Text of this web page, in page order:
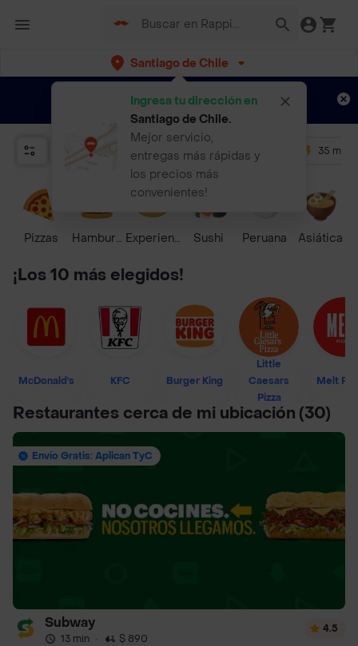
Santiago de Chile
Ingresa tu dirección en
Santiago de Chile.
Mejor servicio,
entregas más rápidas y
los precios más
convenientes!
envíos gratis por semanas Aplican TyC
Relevancia Promos + 4.5 35 mins
Pizzas HamburguesaExperiencias Culinarias
Sushi Peruana Asiática
¡Los 10 más elegidos!
McDonald's KFC Burger King
Little
Caesars
Pizza
Melt
Restaurantes cerca de mi ubicación (30)
Envío Gratis: Aplican TyC
Subway
13 min · $ 890
4.5